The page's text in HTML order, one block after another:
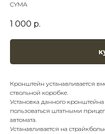
CYMA
1 000 р.
Кронштейн устанавливается
ствольной коробке.
Установка данного
пользоваться штатными
автомата.
Устанавливается на